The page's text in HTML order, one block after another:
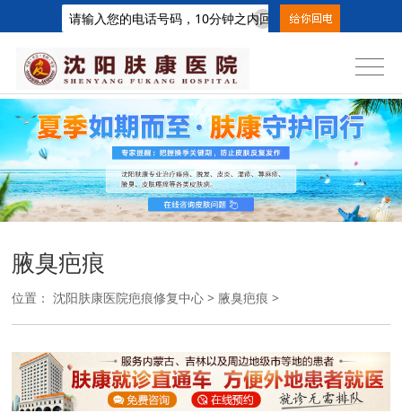
腋臭疤痕
位置：沈阳肤康医院疤痕修复中心 > 腋臭疤痕 >